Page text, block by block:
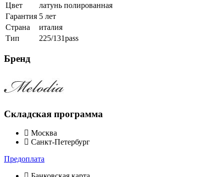
Цвет
латунь полированная
Гарантия 5 лет
Страна
италия
Тип
225/131pass
Бренд
Складская программа
Москва
Санкт-Петербург
Предоплата